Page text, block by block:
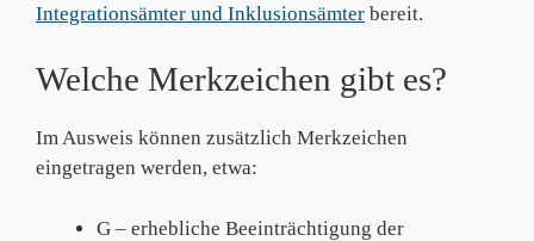
Integrationsämter und Inklusionsämter bereit.
Welche Merkzeichen gibt es?
Im Ausweis können zusätzlich Merkzeichen
eingetragen werden, etwa:
G – erhebliche Beeinträchtigung der